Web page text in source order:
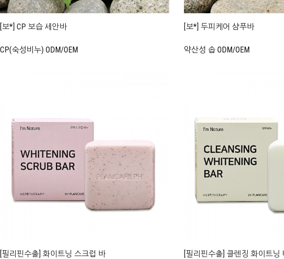
[보*] CP 보습 세안바
CP(숙성비누) ODM/OEM
[보*] 두피케어 샴푸바
약산성 솝 ODM/OEM
[필리핀수출] 화이트닝 스크럽 바 [필리핀수출] 클렌징 화이트닝